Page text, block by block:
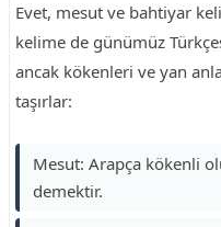
Evet, mesut ve bahtiyar
kelime de günümüz
ancak kökenleri ve yan
taşırlar:
Mesut: Arapça kökenli
demektir.